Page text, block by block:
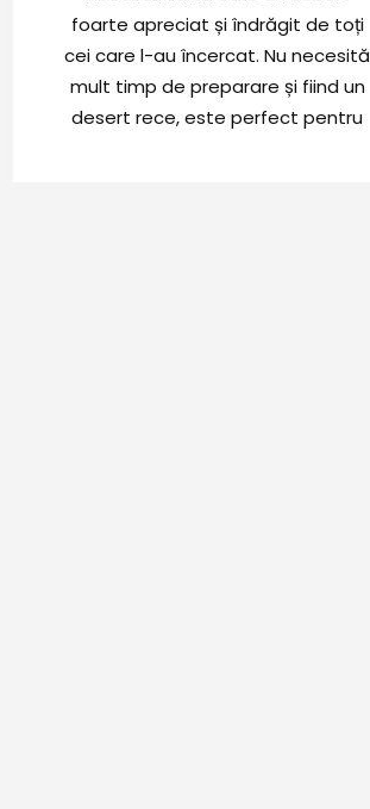
foarte apreciat și îndrăgit de toți
cei care l-au încercat. Nu necesită
mult timp de preparare și fiind un
desert rece, este perfect pentru